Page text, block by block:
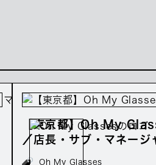
【東京都】Oh My
／店長・サブ・マネージ
の正社員募集／年収360
Oh My Glasses